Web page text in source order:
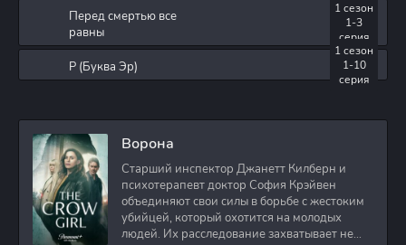
Детство Шелдона /
Молодой Шелдон /
Young Sheldon (2020)
WEB-DL
[H.264/1080p-LQ]
(сезон 4, серии 1-18
8.05 GB 31 0
Детство Шелдона /
Молодой Шелдон /
Young Sheldon (2020)
WEBRip (сезон 4,
серии 1-18 из 18)
Baibako [AD]
Детство Шелдона /
Молодой Шелдон /
Перед смертью все
равны
1 сезон
1-3
серия
Р (Буква Эр)
1 сезон
1-10
серия
Ворона
Старший инспектор Джанетт Килберн и
психотерапевт доктор София Крэйвен
объединяют свои силы в борьбе с жестоким
убийцей, который охотится на молодых
людей. Их расследование захватывает не